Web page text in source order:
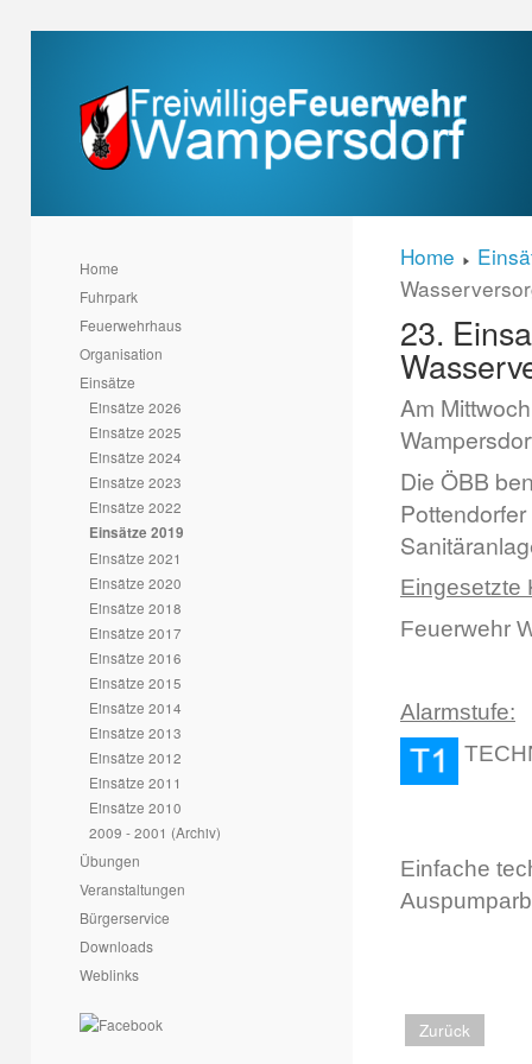
Home
Fuhrpark
Feuerwehrhaus
Organisation
Einsätze
Einsätze 2026
Einsätze 2025
Einsätze 2024
Einsätze 2023
Einsätze 2022
Einsätze 2019
Einsätze 2021
Einsätze 2020
Einsätze 2018
Einsätze 2017
Einsätze 2016
Einsätze 2015
Einsätze 2014
Einsätze 2013
Einsätze 2012
Einsätze 2011
Einsätze 2010
2009 - 2001 (Archiv)
Übungen
Veranstaltungen
Bürgerservice
Downloads
Weblinks
Home
23.
Am
Die ÖBB
Eingesetzte
Feuerwehr
Alarmstufe:
Einfache
Zurück